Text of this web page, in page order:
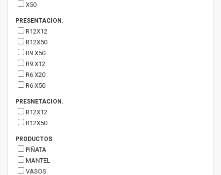
X50
PRESENTACION.
R12X12
R12X50
R9 X50
R9 X12
R6 X20
R6 X50
PRESNETACION.
R12X12
R12X50
PRODUCTOS
PIÑATA
MANTEL
VASOS